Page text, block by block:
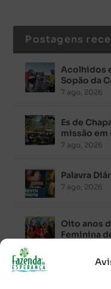
Postagens
Acolhidos
Sopão da
7 ago, 2026
Es de
missão
7 ago, 2026
Palavra
7 ago, 2026
Oito anos
Feminina
6 ago, 2026